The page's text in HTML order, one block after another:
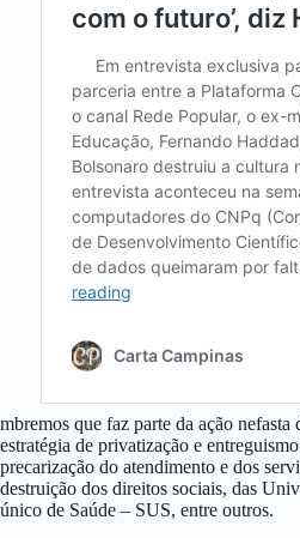
mbremos que faz parte da ação
estratégia de privatização e
precarização do atendimento e dos
destruição dos direitos sociais, das
único de Saúde – SUS, entre outros.